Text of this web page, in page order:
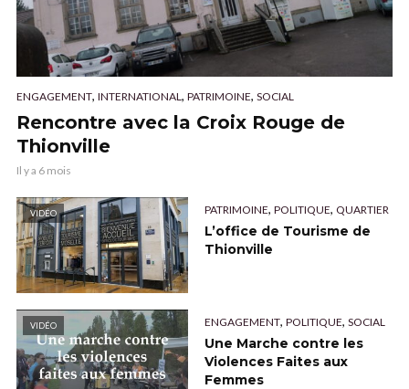
ENGAGEMENT, INTERNATIONAL , PATRIMOINE, SOCIAL
Rencontre avec la Croix Rouge de
Thionville
Il y a 6 mois
VIDÉO PATRIMOINE, POLITIQUE, QUARTIER
L’office de Tourisme de
Thionville
VIDÉO ENGAGEMENT, POLITIQUE, SOCIAL
Une Marche contre les
Violences Faites aux
Femmes